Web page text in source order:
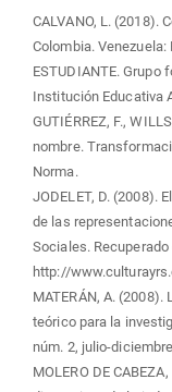
CALVANO, L. (2018).
Colombia. Venezuela:
ESTUDIANTE. Grupo
Institución Educativa
GUTIÉRREZ, F.,
nombre.
Norma.
JODELET, D. (2008).
de las
Sociales. Recuperado
http://
MATERÁN, A.
teórico para la
núm. 2, julio-
MOLERO DE